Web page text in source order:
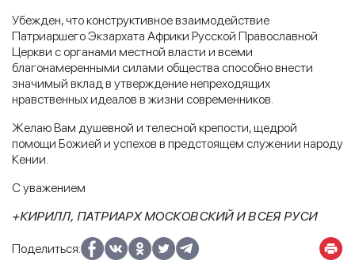
Убежден, что конструктивное взаимодействие
Патриаршего Экзархата Африки Русской Православной
Церкви с органами местной власти и всеми
благонамеренными силами общества способно внести
значимый вклад в утверждение непреходящих
нравственных идеалов в жизни современников.
Желаю Вам душевной и телесной крепости, щедрой
помощи Божией и успехов в предстоящем служении народу
Кении.
С уважением
+КИРИЛЛ, ПАТРИАРХ МОСКОВСКИЙ И ВСЕЯ РУСИ
Поделиться: